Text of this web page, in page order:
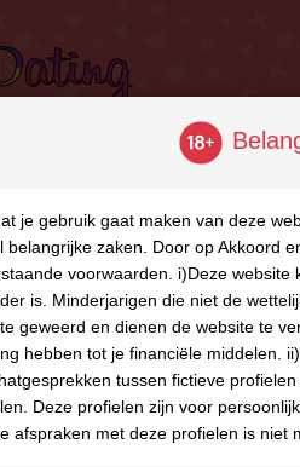
metaangename
vrouwen!
of
je gebruik gaat maken van deze
belangrijke zaken. Door op Akkoord
voorwaarden. i)Deze
is. Minderjarigen die niet de
geweerd en dienen de website te
hebben tot je financiële middelen.
tussen fictieve
Deze profielen zijn voor
afspraken met deze profielen is niet